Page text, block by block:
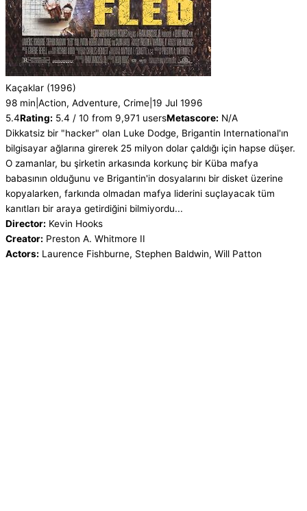
Kaçaklar (1996)
98 min Action, Adventure, Crime 19 Jul 1996
5.4Rating: 5.4 / 10 from 9,971 usersMetascore: N/A
Dikkatsiz bir "hacker" olan Luke Dodge, Brigantin International'ın
bilgisayar ağlarına girerek 25 milyon dolar çaldığı için hapse düşer.
O zamanlar, bu şirketin arkasında korkunç bir Küba mafya
babasının olduğunu ve Brigantin'in dosyalarını bir disket üzerine
kopyalarken, farkında olmadan mafya liderini suçlayacak tüm
kanıtları bir araya getirdiğini bilmiyordu...
Director: Kevin Hooks
Creator: Preston A. Whitmore II
Actors: Laurence Fishburne, Stephen Baldwin, Will Patton